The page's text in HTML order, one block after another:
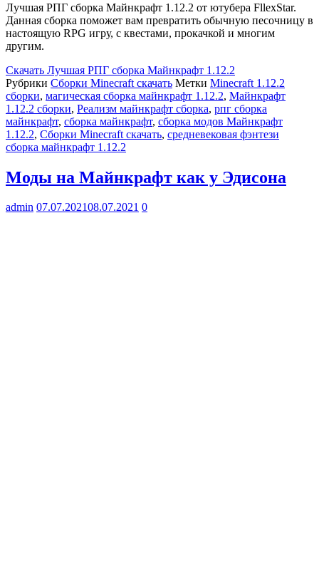
Лучшая РПГ сборка Майнкрафт 1.12.2 от ютубера FllexStar.
Данная сборка поможет вам превратить обычную песочницу в
настоящую RPG игру, с квестами, прокачкой и многим
другим.
Скачать Лучшая РПГ сборка Майнкрафт 1.12.2
Рубрики Сборки Minecraft скачать Метки Minecraft 1.12.2
сборки, магическая сборка майнкрафт 1.12.2, Майнкрафт
1.12.2 сборки, Реализм майнкрафт сборка, рпг сборка
майнкрафт, сборка майнкрафт, сборка модов Майнкрафт
1.12.2, Сборки Minecraft скачать, средневековая фэнтези
сборка майнкрафт 1.12.2
Моды на Майнкрафт как у Эдисона
admin 07.07.202108.07.2021 0